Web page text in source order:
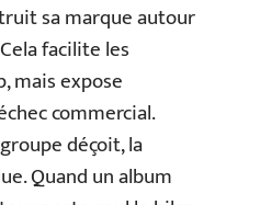
sa marque autour
facilite les
mais expose
commercial.
déçoit, la
Quand un album